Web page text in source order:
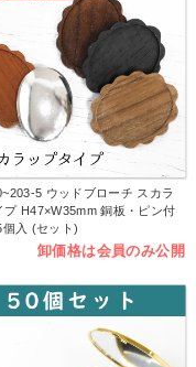
5 ウッドブローチ スカラ
プ H47×W35mm 銅板・ピン付
個入 (セット)
卸価格は会員のみ公開